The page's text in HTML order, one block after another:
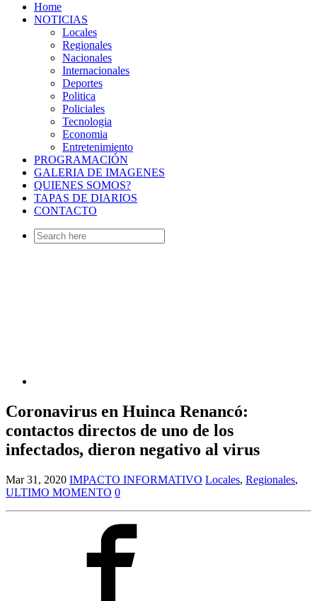
Home
NOTICIAS
Locales
Regionales
Nacionales
Internacionales
Deportes
Politica
Policiales
Tecnologia
Economia
Entretenimiento
PROGRAMACIÓN
GALERIA DE IMAGENES
QUIENES SOMOS?
TAPAS DE DIARIOS
CONTACTO
Search
for:
Coronavirus en Huinca Renancó:
contactos directos de uno de los
infectados, dieron negativo al virus
Mar 31, 2020 IMPACTO INFORMATIVO Locales, Regionales,
ULTIMO MOMENTO 0